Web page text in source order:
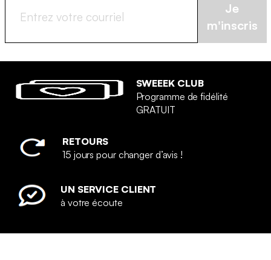
Je
m'inscris
SWEEEK CLUB
Programme de fidélité
GRATUIT
RETOURS
15 jours pour changer d’avis !
UN SERVICE CLIENT
à votre écoute